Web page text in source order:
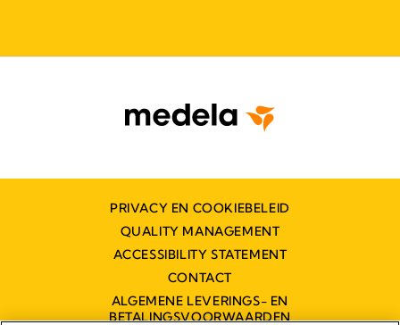
PRIVACY EN COOKIEBELEID
QUALITY MANAGEMENT
ACCESSIBILITY STATEMENT
CONTACT
ALGEMENE LEVERINGS- EN
BETALINGSVOORWAARDEN